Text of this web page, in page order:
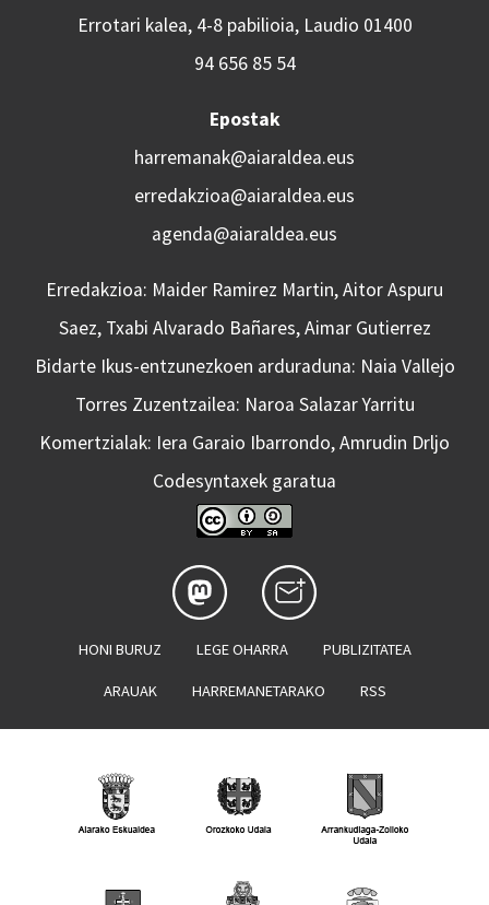
Errotari kalea, 4-8 pabilioia, Laudio 01400
94 656 85 54
Epostak
harremanak@aiaraldea.eus
erredakzioa@aiaraldea.eus
agenda@aiaraldea.eus
Erredakzioa: Maider Ramirez Martin, Aitor Aspuru
Saez, Txabi Alvarado Bañares, Aimar Gutierrez
Bidarte Ikus-entzunezkoen arduraduna: Naia Vallejo
Torres Zuzentzailea: Naroa Salazar Yarritu
Komertzialak: Iera Garaio Ibarrondo, Amrudin Drljo
Codesyntaxek garatua
HONI BURUZ LEGE OHARRA PUBLIZITATEA
ARAUAK HARREMANETARAKO RSS